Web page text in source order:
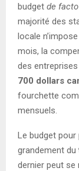
budget de facto
majorité des
locale
mois, la
des
700 dollars
fourchette
mensuels.
Le budget pour
grandement du
dernier peut